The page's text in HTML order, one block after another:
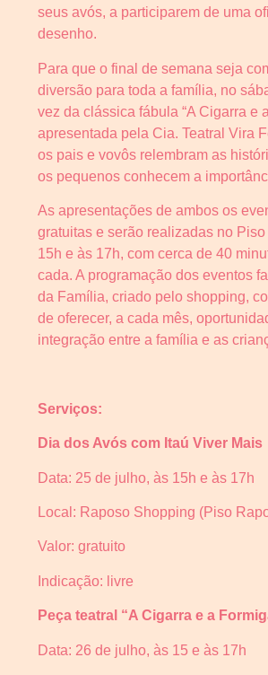
seus avós, a participarem de uma
desenho.
Para que o final de semana seja
diversão para toda a família, no
vez da clássica fábula “A Cigarra e
apresentada pela Cia. Teatral Vira
os pais e vovôs relembram as
os pequenos conhecem a
As apresentações de ambos os
gratuitas e serão realizadas no
15h e às 17h, com cerca de 40
cada. A programação dos eventos
da Família, criado pelo shopping,
de oferecer, a cada mês,
integração entre a família e as
Serviços:
Dia dos Avós com Itaú Viver Mais
Data: 25 de julho, às 15h e às 17h
Local: Raposo Shopping (Piso
Valor: gratuito
Indicação: livre
Peça teatral “A Cigarra e a
Data: 26 de julho, às 15 e às 17h